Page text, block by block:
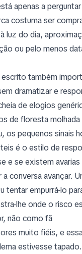
apenas a
costuma ser
luz do dia,
ou pelo menos
também
dramatizar e
de elogios
de floresta
os pequenos
é o estilo de
e se existem
conversa avançar.
tentar empurrá-lo
lhe onde o risco
não como fã
muito fiéis, e
estivesse